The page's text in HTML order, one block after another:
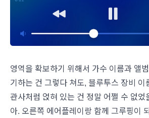
영역을 확보하기 위해서 가수 이름과 앨
기하는 건 그렇다 쳐도, 블루투스 장비 이
관사처럼 얹혀 있는 건 정말 어쩔 수 없었
아. 오른쪽 에어플레이랑 함께 그루핑이